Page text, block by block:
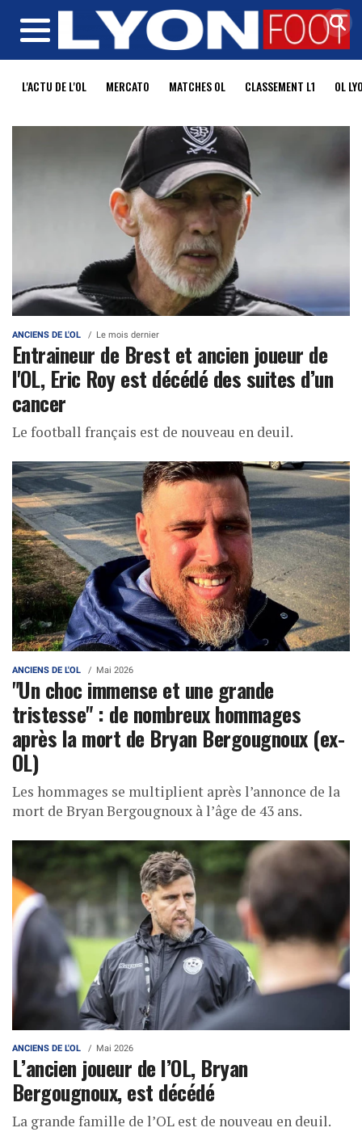
MENU
L'ACTU DE L'OL MERCATO MATCHES OL CLASSEMENT L1 OL
ANCIENS DE L'OL Le mois dernier
Entraineur de Brest et ancien joueur de
l'OL, Eric Roy est décédé des suites d’un
cancer
Le football français est de nouveau en deuil.
ANCIENS DE L'OL Mai 2026
"Un choc immense et une grande
tristesse" : de nombreux hommages
après la mort de Bryan Bergougnoux (ex-
OL)
Les hommages se multiplient après l’annonce de la
mort de Bryan Bergougnoux à l’âge de 43 ans.
ANCIENS DE L'OL Mai 2026
L’ancien joueur de l’OL, Bryan
Bergougnoux, est décédé
La grande famille de l’OL est de nouveau en deuil.